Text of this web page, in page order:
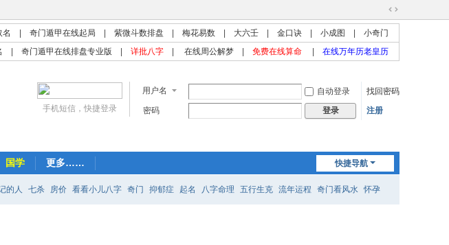
切
换
到
宽
名 奇门遁甲在线起局 紫微斗数排盘 梅花易数 大六壬 金口诀 小成图
小奇门
奇门遁甲在线排盘专业版 详批八字 在线周公解梦 免费在线算命 在线万年历老皇历
用户名 自动登录
找回密码
密码
登录 注册
手机短信，快捷登录
快捷导航
国学 更多……
的人 七杀 房价 看看小儿八字 奇门 抑郁症 起名 八字命理 五行生克 流年运程 奇门看风水 怀孕